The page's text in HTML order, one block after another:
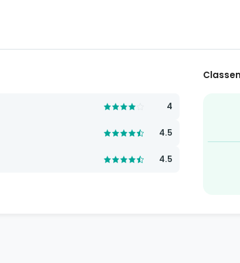
4
4.5
4.5